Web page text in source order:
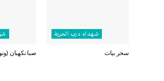
شهداء درب الحرية
سحر بيات صبا نكهبان